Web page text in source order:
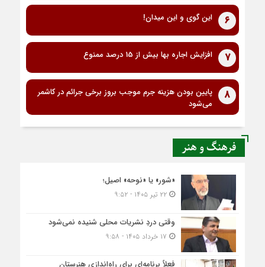
6 این گوی و این میدان!
7 افزایش اجاره بها بیش از 15 درصد ممنوع
8
پایین بودن هزینه جرم موجب بروز برخی جرائم در کاشمر
می‌شود
فرهنگ و هنر
«شور» یا «نوحه» اصیل؛
۲۲ تیر ۱۴۰۵ - ۹:۵۲
وقتی دردِ نشریات محلی شنیده نمی‌شود
فعلاً برنامه‌ای برای راه‌اندازی هنرستان